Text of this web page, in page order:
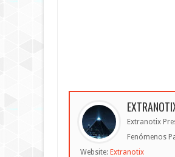
Extranotix
Fenómenos
Website: Extranotix